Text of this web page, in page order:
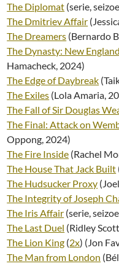
The Diplomat (serie,
The Dmitriev Affair
The Dreamers (Bernardo
The Dynasty: New
Hamacheck, 2024)
The Edge of Daybreak
The Exiles (Lola Amaria,
The Fall of Sir Douglas
The Final: Attack on
Oppong, 2024)
The Fire Inside (Rachel
The House That Jack Built
The Hudsucker Proxy
The Integrity of Joseph
The Iris Affair (serie,
The Last Duel (Ridley
The Lion King (2x) (Jon
The Man from London